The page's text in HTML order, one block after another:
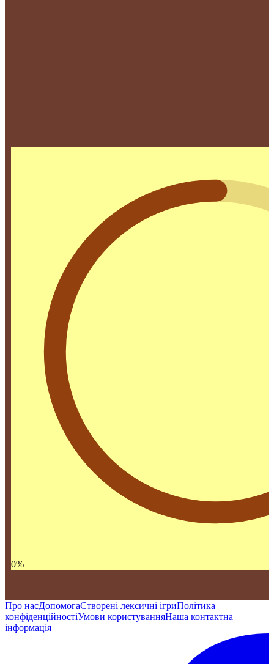
0%
Про насДопомогаСтворені лексичні ігриПолітика
конфіденційностіУмови користуванняНаша контактна
інформація